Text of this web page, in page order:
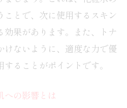
適なトナーパッドの選び
ナーパッドの利点
目のトナーパッドの効果
フェムケアを強化する方
ことで、次に使用するスキン
効果があります。また、トナ
けないように、適度な力で優
ることがポイントです。
への影響とは